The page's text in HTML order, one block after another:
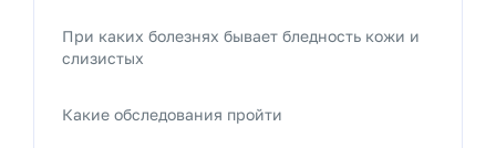
При каких болезнях бывает бледность кожи и
слизистых
Какие обследования пройти